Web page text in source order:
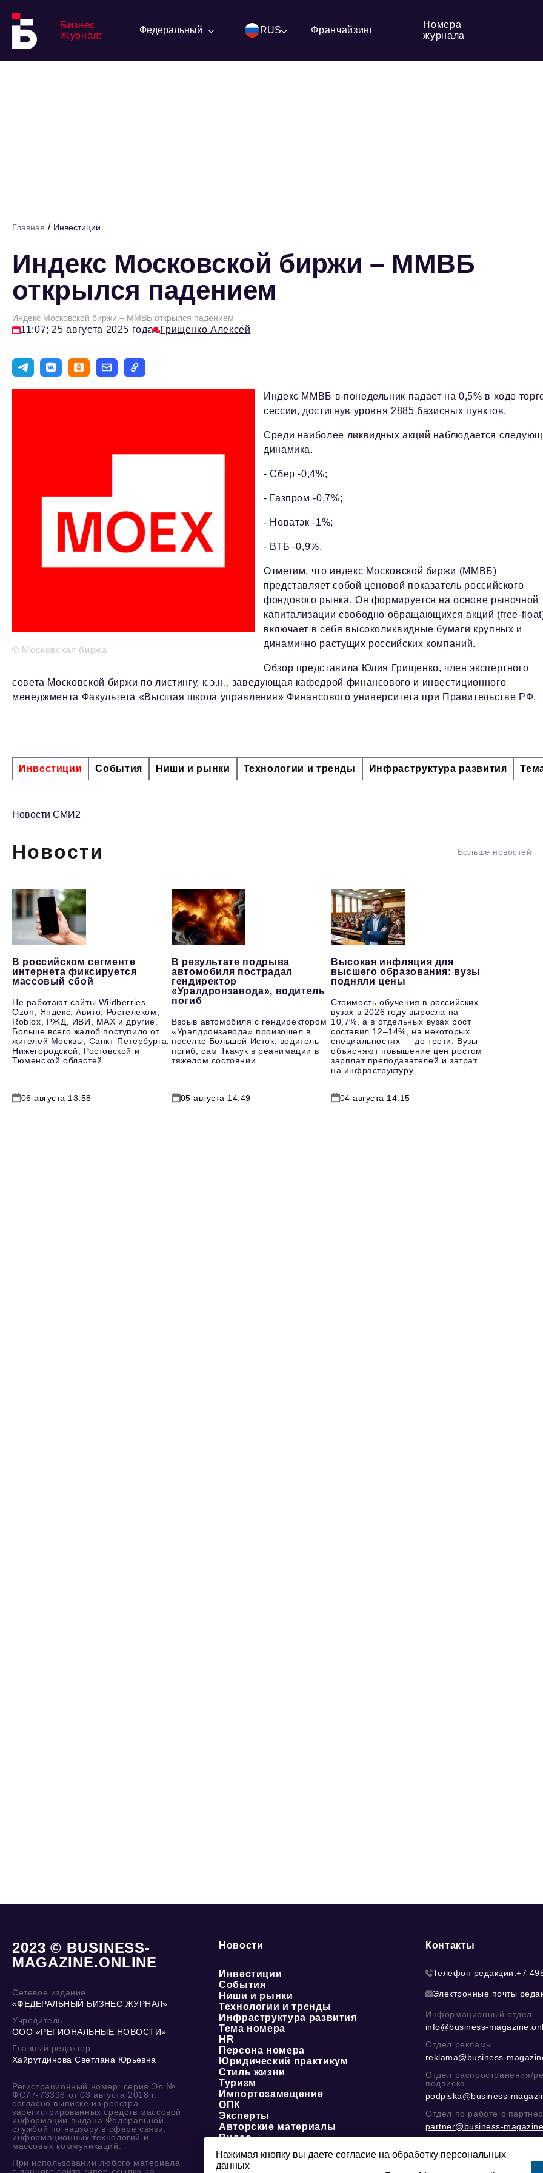
Бизнес
Журнал:
Федеральный RUS Франчайзинг
Номера
журнала
Главная / Инвестиции
Индекс Московской биржи – ММВБ
открылся падением
Индекс Московской биржи – ММВБ открылся падением
11:07; 25 августа 2025 года Грищенко Алексей
© Московская биржа
Индекс ММВБ в понедельник падает на 0,5% в ходе
сессии, достигнув уровня 2885 базисных пунктов.
Среди наиболее ликвидных акций наблюдается
динамика.
- Сбер -0,4%;
- Газпром -0,7%;
- Новатэк -1%;
- ВТБ -0,9%.
Отметим, что индекс Московской биржи (ММВБ)
представляет собой ценовой показатель российского
фондового рынка. Он формируется на основе рыночной
капитализации свободно обращающихся акций (free-
включает в себя высоколиквидные бумаги крупных и
динамично растущих российских компаний.
Обзор представила Юлия Грищенко, член экспертного
совета Московской биржи по листингу, к.э.н., заведующая кафедрой финансового и инвестиционного
менеджмента Факультета «Высшая школа управления» Финансового университета при Правительстве РФ.
Инвестиции События Ниши и рынки Технологии и тренды Инфраструктура развития
Новости СМИ2
Новости Больше новостей
В российском сегменте
интернета фиксируется
массовый сбой
Не работают сайты Wildberries,
Ozon, Яндекс, Авито, Ростелеком,
Roblox, РЖД, ИВИ, MAX и другие.
Больше всего жалоб поступило от
жителей Москвы, Санкт-Петербурга,
Нижегородской, Ростовской и
Тюменской областей.
06 августа 13:58
В результате подрыва
автомобиля пострадал
гендиректор
«Уралдронзавода», водитель
погиб
Взрыв автомобиля с гендиректором
«Уралдронзавода» произошел в
поселке Большой Исток, водитель
погиб, сам Ткачук в реанимации в
тяжелом состоянии.
05 августа 14:49
Высокая инфляция для
высшего образования: вузы
подняли цены
Стоимость обучения в российских
вузах в 2026 году выросла на
10,7%, а в отдельных вузах рост
составил 12–14%, на некоторых
специальностях — до трети. Вузы
объясняют повышение цен ростом
зарплат преподавателей и затрат
на инфраструктуру.
04 августа 14:15
2023 © BUSINESS-
MAGAZINE.ONLINE
Сетевое издание
«ФЕДЕРАЛЬНЫЙ БИЗНЕС ЖУРНАЛ»
Учредитель
ООО «РЕГИОНАЛЬНЫЕ НОВОСТИ»
Главный редактор
Хайрутдинова Светлана Юрьевна
Регистрационный номер: серия Эл №
ФС77-73398 от 03 августа 2018 г.
согласно выписке из реестра
зарегистрированных средств массовой
информации выдана Федеральной
службой по надзору в сфере связи,
информационных технологий и
массовых коммуникаций.
При использовании любого материала
Новости
Инвестиции
События
Ниши и рынки
Технологии и тренды
Инфраструктура развития
Тема номера
HR
Персона номера
Юридический практикум
Стиль жизни
Туризм
Импортозамещение
ОПК
Эксперты
Авторские материалы
Видео
О журнале
Контакты
Телефон редакции:+7
Электронные почты
Информационный отдел
info@business-
Отдел рекламы
reklama@business-
Отдел распространения/
подписка
podpiska@business-
Отдел по работе с
partner@business-
@mazovилиMAX
Нажимая кнопку вы даете согласие на обработку персональных
данных